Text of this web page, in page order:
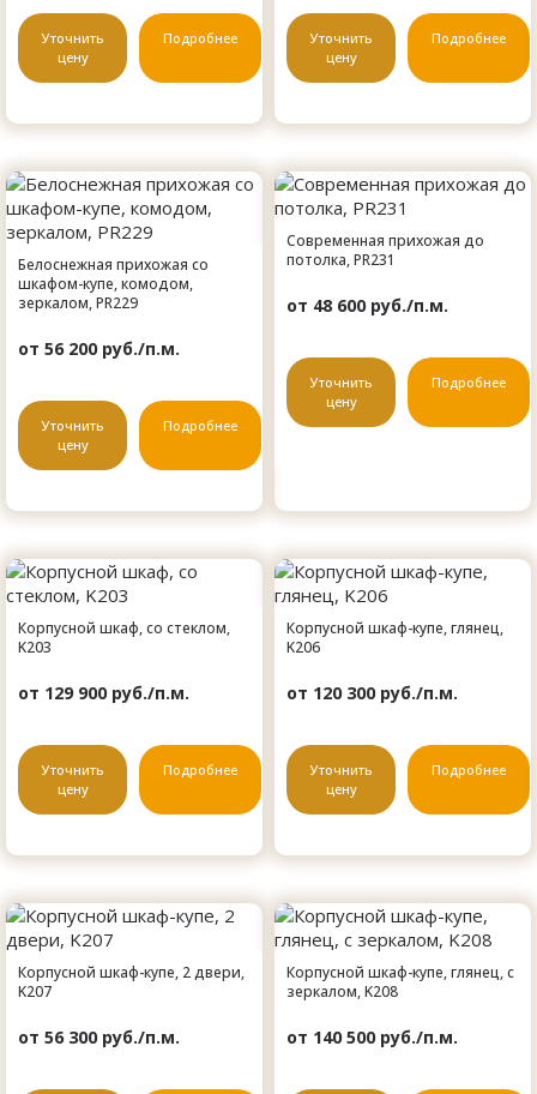
Уточнить
цену
Подробнее
Уточнить
цену
Подробнее
Белоснежная прихожая со
шкафом-купе, комодом,
зеркалом, PR229
от 56 200 руб./п.м.
Уточнить
цену
Подробнее
Современная прихожая до
потолка, PR231
от 48 600 руб./п.м.
Уточнить
цену
Подробнее
Корпусной шкаф, со стеклом,
K203
от 129 900 руб./п.м.
Уточнить
цену
Подробнее
Корпусной шкаф-купе, глянец,
K206
от 120 300 руб./п.м.
Уточнить
цену
Подробнее
Корпусной шкаф-купе, 2 двери,
K207
от 56 300 руб./п.м.
Корпусной шкаф-купе, глянец, с
зеркалом, K208
от 140 500 руб./п.м.